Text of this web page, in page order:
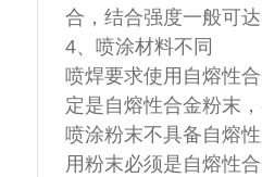
合，结合强度一般可
4、喷涂材料不同
喷焊要求使用自熔性
定是自熔性合金粉末
喷涂粉末不具备自熔
用粉末必须是自熔性